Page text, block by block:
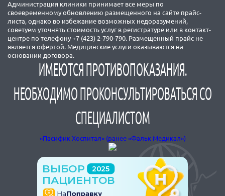
Администрация клиники принимает все меры по
своевременному обновлению размещенного на сайте прайс-
листа, однако во избежание возможных недоразумений,
советуем уточнять стоимость услуг в регистратуре или в контакт-
центре по телефону +7 (423) 2-790-790. Размещенный прайс не
является офертой. Медицинские услуги оказываются на
основании договора.
ИМЕЮТСЯ ПРОТИВОПОКАЗАНИЯ.
НЕОБХОДИМО ПРОКОНСУЛЬТИРОВАТЬСЯ СО
СПЕЦИАЛИСТОМ
«Пасифик Хоспитал» (ранее «Фальк Медикал»)